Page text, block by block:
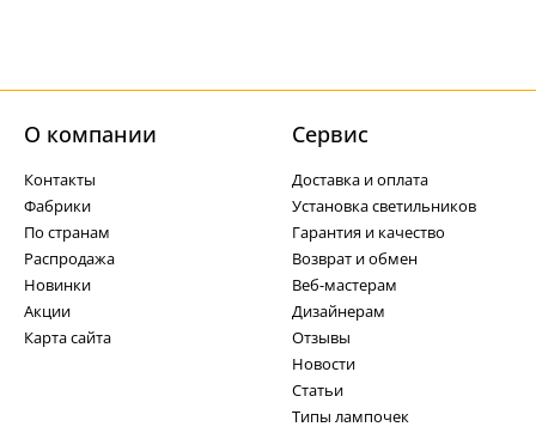
О компании
Контакты
Фабрики
По странам
Распродажа
Новинки
Акции
Карта сайта
Cервис
Доставка и оплата
Установка светильников
Гарантия и качество
Возврат и обмен
Веб-мастерам
Дизайнерам
Отзывы
Новости
Статьи
Типы лампочек